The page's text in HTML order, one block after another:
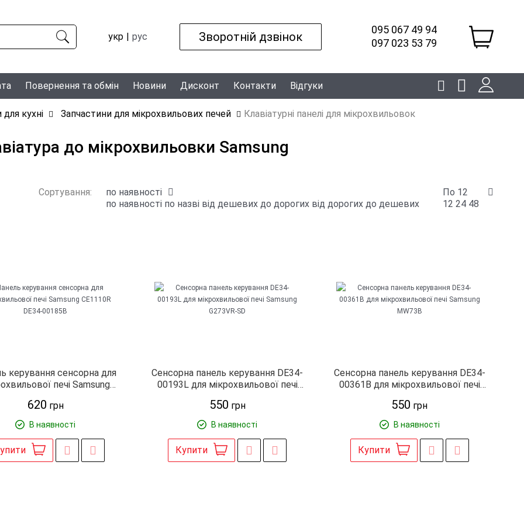
укр рус Зворотній дзвінок
095 067 49 94
097 023 53 79
Повернення та обмін Новини Дисконт Контакти Відгуки
кухні Запчастини для мікрохвильових печей Клавіатурні панелі для мікрохвильовок
до мікрохвильовки Samsung
Сортування:
по наявності
по наявності по назві від дешевих до дорогих від дорогих до дешевих
По 12
12 24 48
керування сенсорна для
печі Samsung
620 грн
В наявності
Сенсорна панель керування DE34-
00193L для мікрохвильової печі
550 грн
В наявності
Купити
Сенсорна панель керування DE34-
00361B для мікрохвильової печі
550 грн
В наявності
Купити